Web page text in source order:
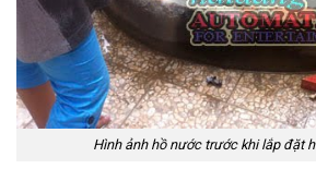
Hình ảnh hồ nước trước khi lắp đặt